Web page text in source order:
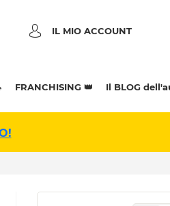
IL MIO ACCOUNT
FRANCHISING 👑 Il BLOG